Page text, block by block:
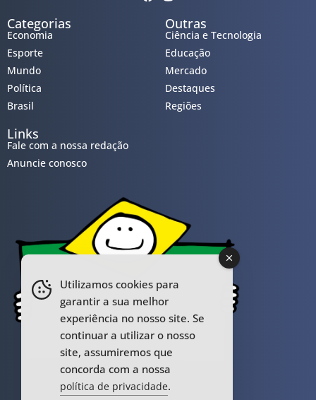
Categorias
Economia
Esporte
Mundo
Política
Brasil
Outras
Ciência e Tecnologia
Educação
Mercado
Destaques
Regiões
Links
Fale com a nossa redação
Anuncie conosco
Utilizamos cookies para
garantir a sua melhor
experiência no nosso site. Se
continuar a utilizar o nosso
site, assumiremos que
concorda com a nossa
política de privacidade.